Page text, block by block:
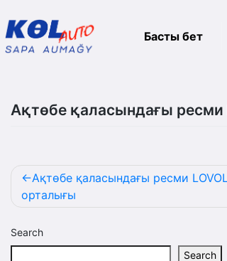
content
Басты бет
Ақтөбе қаласындағы ресми
Post
navigation
Ақтөбе қаласындағы ресми
орталығы
Search
Search